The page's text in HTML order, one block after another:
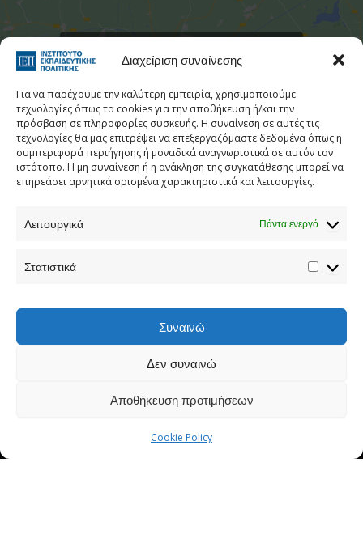
Διαχείριση συναίνεσης
Για να παρέχουμε την καλύτερη εμπειρία, χρησιμοποιούμε
τεχνολογίες όπως τα cookies για την αποθήκευση ή/και την
πρόσβαση σε πληροφορίες συσκευής. Η συναίνεση σε αυτές τις
τεχνολογίες θα μας επιτρέψει να επεξεργαζόμαστε δεδομένα όπως η
συμπεριφορά περιήγησης ή μοναδικά αναγνωριστικά σε αυτόν τον
ιστότοπο. Η μη συναίνεση ή η ανάκληση της συγκατάθεσης μπορεί να
επηρεάσει αρνητικά ορισμένα χαρακτηριστικά και λειτουργίες.
Λειτουργικά Πάντα ενεργό
Στατιστικά
Συναινώ
Δεν συναινώ
Αποθήκευση προτιμήσεων
Cookie Policy
εμπορικής προώθησης και να
ενεργοποιήσετε αυτό το περιεχόμενο
Αν. Τσόχα 36, Αθήνα, Τ.Κ. 11521